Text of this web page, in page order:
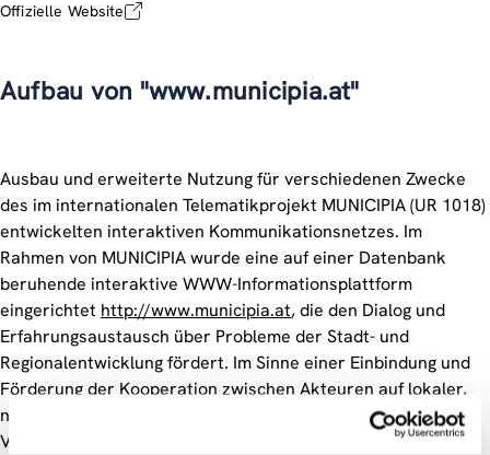
Offizielle Website
Aufbau von "www.municipia.at"
Ausbau und erweiterte Nutzung für verschiedenen Zwecke
des im internationalen Telematikprojekt MUNICIPIA (UR 1018)
entwickelten interaktiven Kommunikationsnetzes. Im
Rahmen von MUNICIPIA wurde eine auf einer Datenbank
beruhende interaktive WWW-Informationsplattform
eingerichtet http://www.municipia.at, die den Dialog und
Erfahrungsaustausch über Probleme der Stadt- und
Regionalentwicklung fördert. Im Sinne einer Einbindung und
Förderung der Kooperation zwischen Akteuren auf lokaler,
nationaler und transnationaler Ebene wurden neben
Verwaltungsdienststellen private und öffentliche Akteure in